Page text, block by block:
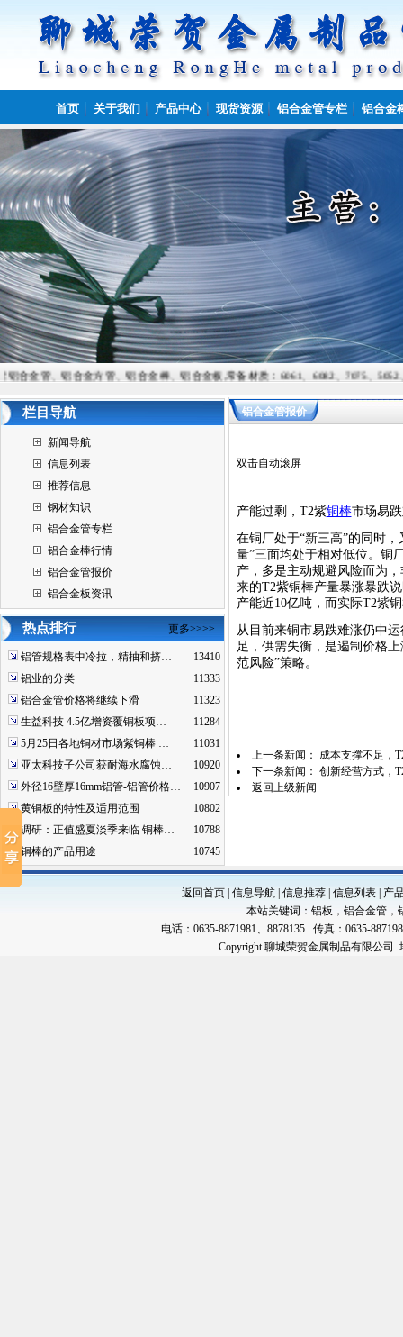
首页 关于我们 产品中心 现货资源 铝合金管专栏 铝合金
金管、铝合金方管、铝合金棒、铝合金板,常备材质：6061、6082、7075、5052、
栏目导航
新闻导航
信息列表
推荐信息
钢材知识
铝合金管专栏
铝合金棒行情
铝合金管报价
铝合金板资讯
热点排行 更多>>>>
铝管规格表中冷拉，精抽和挤…
13410
铝业的分类
11333
铝合金管价格将继续下滑
11323
生益科技 4.5亿增资覆铜板项…
11284
5月25日各地铜材市场紫铜棒 …
11031
亚太科技子公司获耐海水腐蚀…
10920
外径16壁厚16mm铝管-铝管价格…
10907
黄铜板的特性及适用范围
10802
调研：正值盛夏淡季来临 铜棒…
10788
铜棒的产品用途
10745
铝合金管报价
双击自动滚屏
产能过剩，T2紫铜棒市场易
在铜厂处于“新三高”的同时
量”三面均处于相对低位。铜
产，多是主动规避风险而为
来的T2紫铜棒产量暴涨暴跌
产能近10亿吨，而实际T2紫
从目前来铜市易跌难涨仍中
足，供需失衡，是遏制价格
范风险”策略。
上一条新闻：
成本支撑不足，
下一条新闻： 创新经营方式，
返回上级新闻
返回首页 信息导航 信息推荐 信息列表
产
本站关键词： 铝板 ， 铝合金管 ，
电话：0635-8871981、8878135 传真：0635-
Copyright 聊城荣贺金属制品有限公